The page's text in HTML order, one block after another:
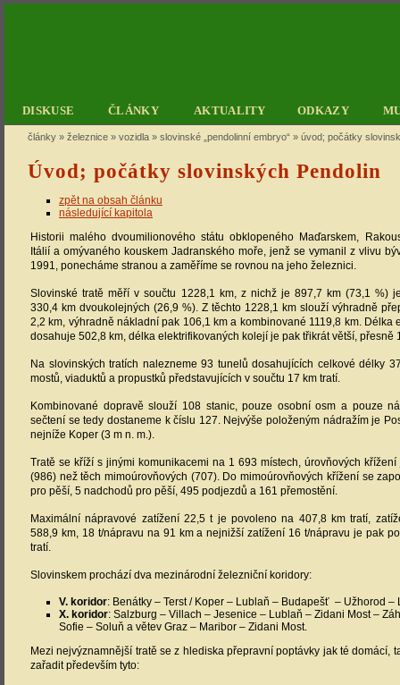
DISKUSE ČLÁNKY AKTUALITY ODKAZY
články » železnice » vozidla » slovinské „pendolinní embryo“ » úvod; počátky
Úvod; počátky slovinských Pendolin
zpět na obsah článku
následující kapitola
Historii malého dvoumilionového státu obklopeného Maďarskem,
Itálií a omývaného kouskem Jadranského moře, jenž se vymanil z vlivu
1991, ponecháme stranou a zaměříme se rovnou na jeho železnici.
Slovinské tratě měří v součtu 1228,1 km, z nichž je 897,7 km (73,1 %)
330,4 km dvoukolejných (26,9 %). Z těchto 1228,1 km slouží výhradně
2,2 km, výhradně nákladní pak 106,1 km a kombinované 1119,8 km. Délka
dosahuje 502,8 km, délka elektrifikovaných kolejí je pak třikrát větší, přesně
Na slovinských tratích nalezneme 93 tunelů dosahujících celkové délky
mostů, viaduktů a propustků představujících v součtu 17 km tratí.
Kombinované dopravě slouží 108 stanic, pouze osobní osm a pouze
sečtení se tedy dostaneme k číslu 127. Nejvýše položeným nádražím je
nejníže Koper (3 m n. m.).
Tratě se kříží s jinými komunikacemi na 1 693 místech, úrovňových
(986) než těch mimoúrovňových (707). Do mimoúrovňových křížení se
pro pěší, 5 nadchodů pro pěší, 495 podjezdů a 161 přemostění.
Maximální nápravové zatížení 22,5 t je povoleno na 407,8 km tratí,
588,9 km, 18 t/nápravu na 91 km a nejnižší zatížení 16 t/nápravu je pak
tratí.
Slovinskem prochází dva mezinárodní železniční koridory:
V. koridor: Benátky – Terst / Koper – Lublaň – Budapešť – Užhorod –
X. koridor: Salzburg – Villach – Jesenice – Lublaň – Zidani Most –
Sofie – Soluň a větev Graz – Maribor – Zidani Most.
Mezi nejvýznamnější tratě se z hlediska přepravní poptávky jak té domácí,
zařadit především tyto: